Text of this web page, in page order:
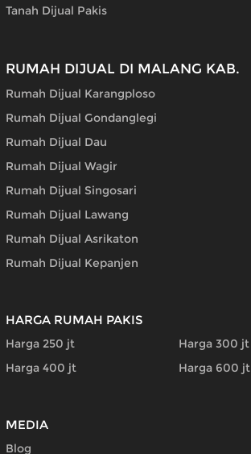
Tanah Dijual Pakis
RUMAH DIJUAL DI MALANG KAB.
Rumah Dijual Karangploso
Rumah Dijual Gondanglegi
Rumah Dijual Dau
Rumah Dijual Wagir
Rumah Dijual Singosari
Rumah Dijual Lawang
Rumah Dijual Asrikaton
Rumah Dijual Kepanjen
HARGA RUMAH PAKIS
Harga 250 jt
Harga 300 jt
Harga 400 jt
Harga 600 jt
MEDIA
Blog